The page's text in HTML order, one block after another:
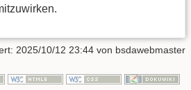
2025/10/12 23:44 von bsdawebmaster